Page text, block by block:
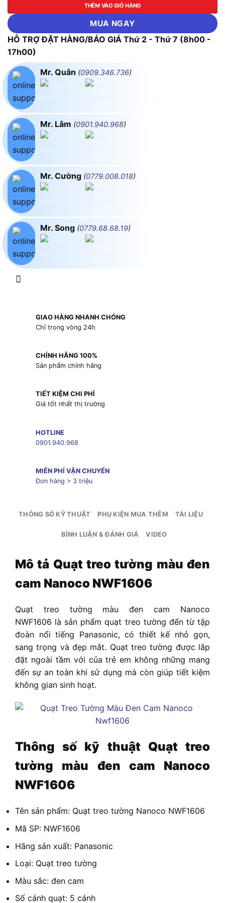
THÊM VÀO GIỎ HÀNG
MUA NGAY
HỖ TRỢ ĐẶT HÀNG/BÁO GIÁ Thứ 2 - Thứ 7 (8h00 -
17h00)
Mr. Quân (0909.346.736)
Mr. Lâm (0901.940.968)
Mr. Cường (0779.008.018)
Mr. Song (0779.68.68.19)
GIAO HÀNG NHANH CHÓNG
Chỉ trong vòng 24h
CHÍNH HÃNG 100%
Sản phẩm chính hãng
TIẾT KIỆM CHI PHÍ
Giá tốt nhất thị trường
HOTLINE
0901.940.968
MIỄN PHÍ VẬN CHUYỂN
Đơn hàng > 3 triệu
THÔNG SỐ KỸ THUẬT PHỤ KIỆN MUA THÊM TÀI LIỆU
BÌNH LUẬN & ĐÁNH GIÁ VIDEO
Mô tả Quạt treo tường màu đen
cam Nanoco NWF1606
Quạt treo tường màu đen cam Nanoco
NWF1606 là sản phẩm quạt treo tường đến từ tập
đoàn nổi tiếng Panasonic, có thiết kế nhỏ gọn,
sang trọng và đẹp mắt. Quạt treo tường được lắp
đặt ngoài tầm với của trẻ em không những mang
đến sự an toàn khi sử dụng mà còn giúp tiết kiệm
không gian sinh hoạt.
Thông số kỹ thuật Quạt treo
tường màu đen cam Nanoco
NWF1606
Tên sản phẩm: Quạt treo tường Nanoco NWF1606
Mã SP: NWF1606
Hãng sản xuất: Panasonic
Loại: Quạt treo tường
Màu sắc: đen cam
Số cánh quạt: 5 cánh